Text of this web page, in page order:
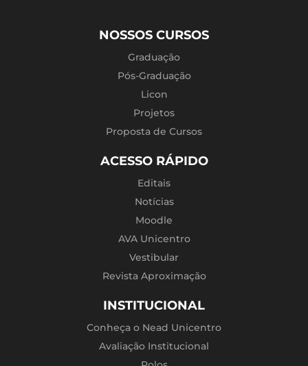
NOSSOS CURSOS
Graduação
Pós-Graduação
Licon
Projetos
Proposta de Cursos
ACESSO RÁPIDO
Editais
Notícias
Moodle
AVA Unicentro
Vestibular
Revista Aproximação
INSTITUCIONAL
Conheça o Nead Unicentro
Avaliação Institucional